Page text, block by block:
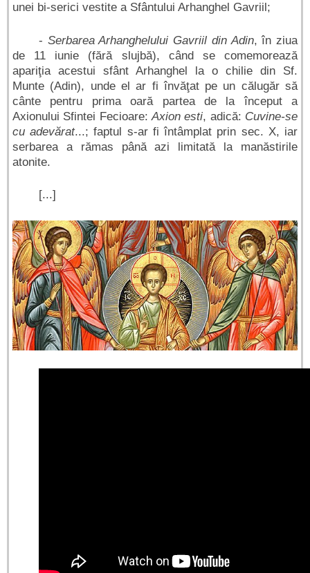
unei bi-serici vestite a Sfântului Arhanghel Gavriil;
- Serbarea Arhanghelului Gavriil din Adin, în ziua
de 11 iunie (fără slujbă), când se comemorează
apariţia acestui sfânt Arhanghel la o chilie din Sf.
Munte (Adin), unde el ar fi învăţat pe un călugăr să
cânte pentru prima oară partea de la început a
Axionului Sfintei Fecioare:Axion esti, adică: Cuvine-se
cu adevărat...; faptul s-ar fi întâmplat prin sec. X, iar
serbarea a rămas până azi limitată la manăstirile
atonite.
[...]